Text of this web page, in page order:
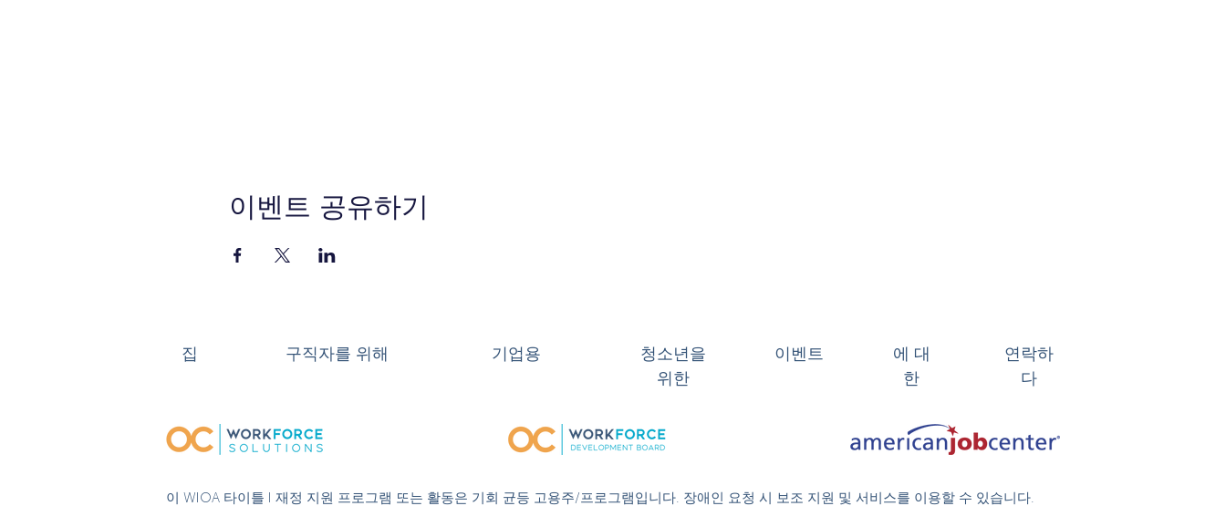
이벤트 공유하기
집 구직자를 위해 기업용
청소년을
위한
이벤트
에 대
한
연락하
다
이 WIOA 타이틀 I 재정 지원 프로그램 또는 활동은 기회 균등 고용주/프로그램입니다. 장애인 요청 시 보조 지원 및 서비스를 이용할 수 있습니다.